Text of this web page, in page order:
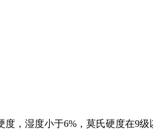
，湿度小于6%，莫氏硬度在9